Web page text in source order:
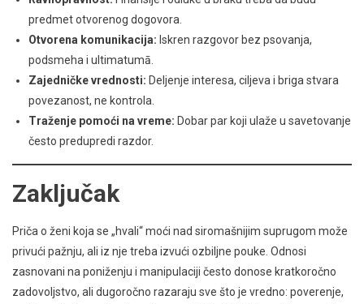
predmet otvorenog dogovora.
Otvorena komunikacija: Iskren razgovor bez psovanja,
podsmeha i ultimatumā.
Zajedničke vrednosti: Deljenje interesa, ciljeva i briga stvara
povezanost, ne kontrola.
Traženje pomoći na vreme: Dobar par koji ulaže u savetovanje
često predupredi razdor.
Zaključak
Priča o ženi koja se „hvali“ moći nad siromašnijim suprugom može
privući pažnju, ali iz nje treba izvući ozbiljne pouke. Odnosi
zasnovani na poniženju i manipulaciji često donose kratkoročno
zadovoljstvo, ali dugoročno razaraju sve što je vredno: poverenje,